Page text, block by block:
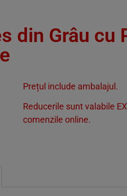
din Grâu cu
Prețul include ambalajul.
Reducerile sunt valabile
comenzile online.